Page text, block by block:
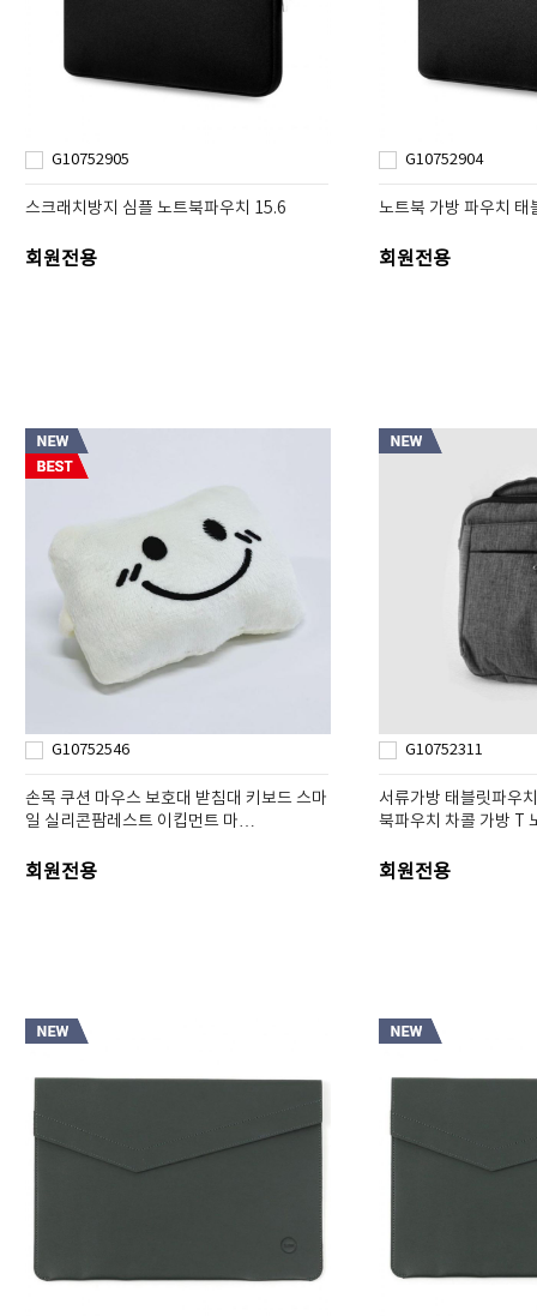
G10752905
스크래치방지 심플 노트북파우치 15.6
회원전용
G10752904
노트북 가방 파우치 태
회원전용
G10752546
손목 쿠션 마우스 보호대 받침대 키보드 스마
일 실리콘팜레스트 이킵먼트 마…
회원전용
G10752311
서류가방 태블릿파우
북파우치 차콜 가방 T
회원전용